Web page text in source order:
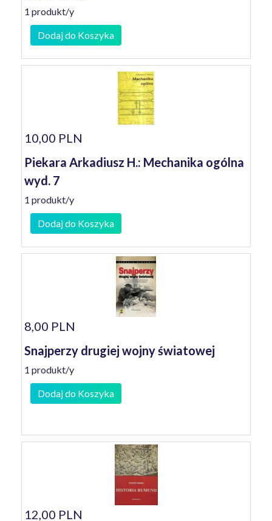
1 produkt/y
Dodaj do Koszyka
10,00 PLN
Piekara Arkadiusz H.: Mechanika ogólna
wyd. 7
1 produkt/y
Dodaj do Koszyka
8,00 PLN
Snajperzy drugiej wojny światowej
1 produkt/y
Dodaj do Koszyka
12,00 PLN